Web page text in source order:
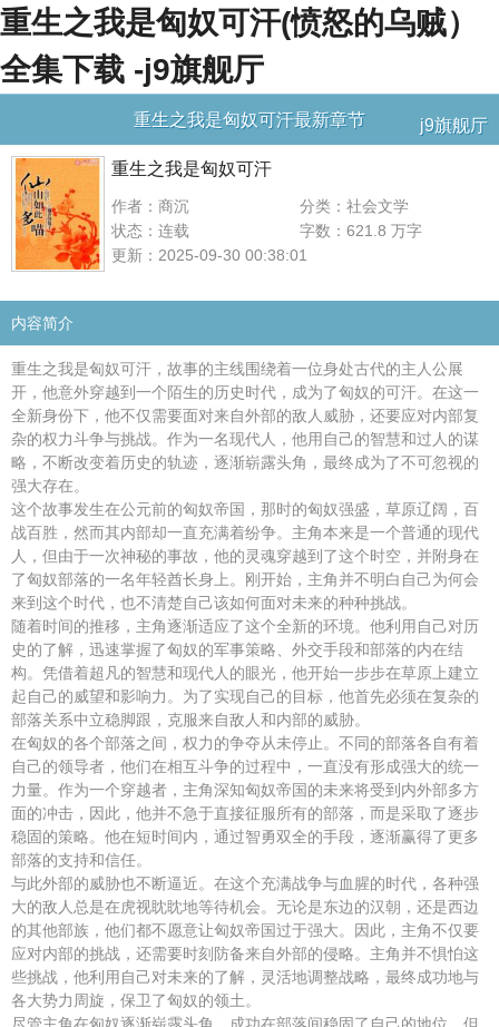
重生之我是匈奴可汗(愤怒的乌贼）
全集下载 -j9旗舰厅
重生之我是匈奴可汗最新章节 j9旗舰厅
重生之我是匈奴可汗
作者：商沉
分类：社会文学
状态：连载
字数：621.8 万字
更新：2025-09-30 00:38:01
内容简介
重生之我是匈奴可汗，故事的主线围绕着一位身处古代的主人公展
开，他意外穿越到一个陌生的历史时代，成为了匈奴的可汗。在这一
全新身份下，他不仅需要面对来自外部的敌人威胁，还要应对内部复
杂的权力斗争与挑战。作为一名现代人，他用自己的智慧和过人的谋
略，不断改变着历史的轨迹，逐渐崭露头角，最终成为了不可忽视的
强大存在。
这个故事发生在公元前的匈奴帝国，那时的匈奴强盛，草原辽阔，百
战百胜，然而其内部却一直充满着纷争。主角本来是一个普通的现代
人，但由于一次神秘的事故，他的灵魂穿越到了这个时空，并附身在
了匈奴部落的一名年轻酋长身上。刚开始，主角并不明白自己为何会
来到这个时代，也不清楚自己该如何面对未来的种种挑战。
随着时间的推移，主角逐渐适应了这个全新的环境。他利用自己对历
史的了解，迅速掌握了匈奴的军事策略、外交手段和部落的内在结
构。凭借着超凡的智慧和现代人的眼光，他开始一步步在草原上建立
起自己的威望和影响力。为了实现自己的目标，他首先必须在复杂的
部落关系中立稳脚跟，克服来自敌人和内部的威胁。
在匈奴的各个部落之间，权力的争夺从未停止。不同的部落各自有着
自己的领导者，他们在相互斗争的过程中，一直没有形成强大的统一
力量。作为一个穿越者，主角深知匈奴帝国的未来将受到内外部多方
面的冲击，因此，他并不急于直接征服所有的部落，而是采取了逐步
稳固的策略。他在短时间内，通过智勇双全的手段，逐渐赢得了更多
部落的支持和信任。
与此外部的威胁也不断逼近。在这个充满战争与血腥的时代，各种强
大的敌人总是在虎视眈眈地等待机会。无论是东边的汉朝，还是西边
的其他部族，他们都不愿意让匈奴帝国过于强大。因此，主角不仅要
应对内部的挑战，还需要时刻防备来自外部的侵略。主角并不惧怕这
些挑战，他利用自己对未来的了解，灵活地调整战略，最终成功地与
各大势力周旋，保卫了匈奴的领土。